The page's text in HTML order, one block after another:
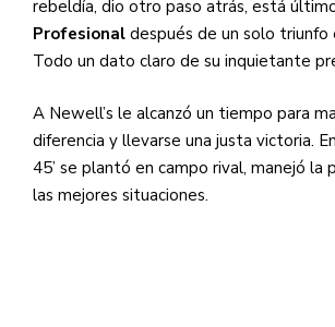
rebeldía, dio otro paso atrás, está
Profesional después de un solo triunfo
Todo un dato claro de su inquietante
A Newell’s le alcanzó un tiempo para
diferencia y llevarse una justa victoria.
45’ se plantó en campo rival, manejó la
las mejores situaciones.